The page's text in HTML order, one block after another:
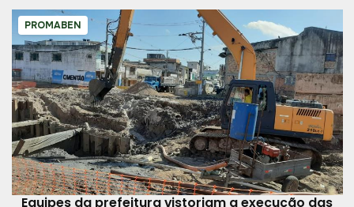
PROMABEN
Equipes da prefeitura vistoriam a execução das